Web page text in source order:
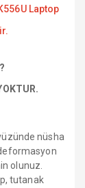
Laptop
nüsha
olunuz.
tutanak